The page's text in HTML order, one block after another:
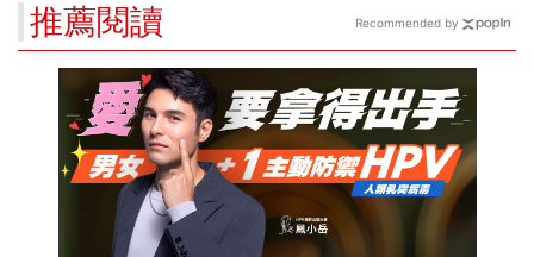
推薦閱讀 Recommended by